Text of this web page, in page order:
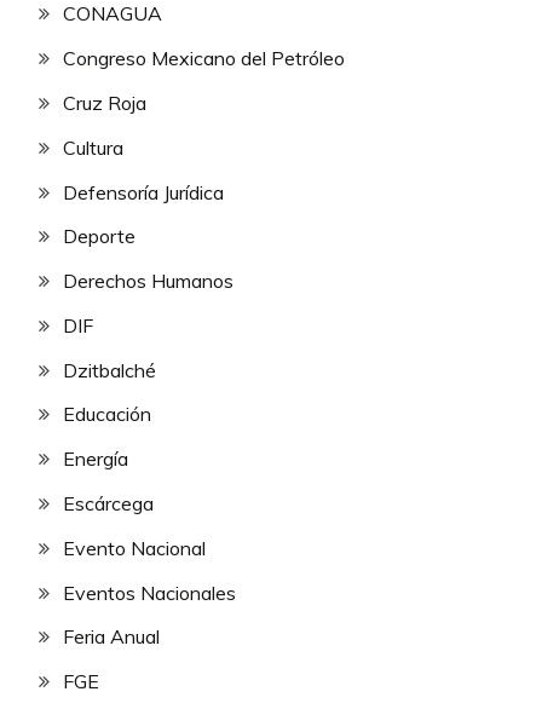
CONAGUA
Congreso Mexicano del Petróleo
Cruz Roja
Cultura
Defensoría Jurídica
Deporte
Derechos Humanos
DIF
Dzitbalché
Educación
Energía
Escárcega
Evento Nacional
Eventos Nacionales
Feria Anual
FGE